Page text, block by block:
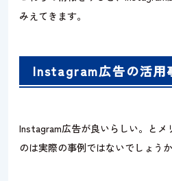
みえてきます。
Instagram広告の活用
Instagram広告が良いらしい。とメ
のは実際の事例ではないでしょうか